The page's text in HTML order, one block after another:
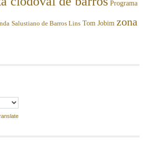
Programa
Salustiano de Barros Lins Tom Jobim zona